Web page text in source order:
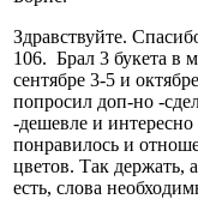
Здравствуйте.
106. Брал 3 букета в
сентябре 3-5 и
попросил доп-но -
-дешевле и
понравилось и
цветов. Так держать,
есть, слова